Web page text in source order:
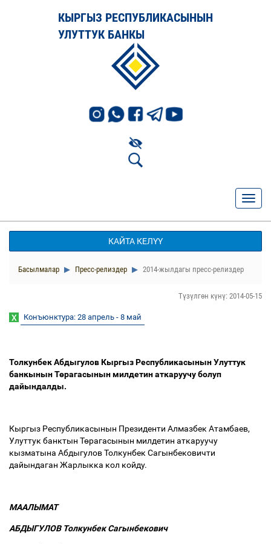
КЫРГЫЗ РЕСПУБЛИКАСЫНЫН
УЛУТТУК БАНКЫ
КАЙТА КЕЛҮҮ
Басылмалар Пресс-релиздер 2014-жылдагы пресс-релиздер
Түзүлгөн күнү: 2014-05-15
Конъюнктура: 28 апрель - 8 май
Толкунбек Абдыгулов Кыргыз Республикасынын Улуттук
банкынын Төрагасынын милдетин аткаруучу болуп
дайындалды.
Кыргыз Республикасынын Президенти Алмазбек Атамбаев,
Улуттук банктын Төрагасынын милдетин аткаруучу
кызматына Абдыгулов Толкунбек Сагынбековичти
дайындаган Жарлыкка кол койду.
МААЛЫМАТ
АБДЫГУЛОВ Толкунбек Сагынбекович